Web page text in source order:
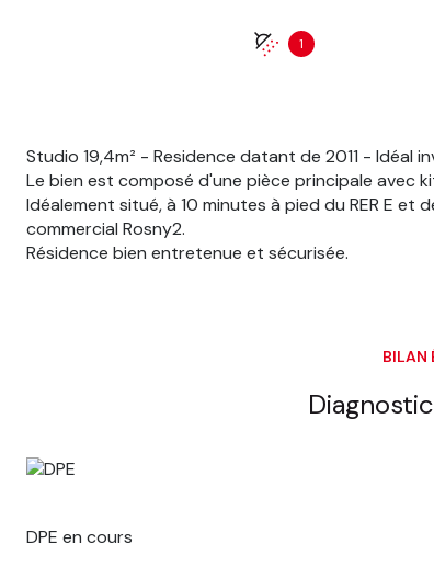
1
Studio 19,4m² - Residence datant de 2011 - Idéal
Le bien est composé d'une pièce principale avec
Idéalement situé, à 10 minutes à pied du RER E et
commercial Rosny2.
Résidence bien entretenue et sécurisée.
BILAN
DPE en cours